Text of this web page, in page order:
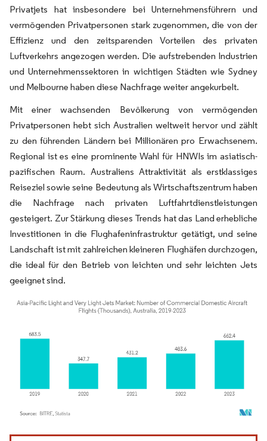
Privatjets hat insbesondere bei Unternehmensführern und
vermögenden Privatpersonen stark zugenommen, die von der
Effizienz und den zeitsparenden Vorteilen des privaten
Luftverkehrs angezogen werden. Die aufstrebenden Industrien
und Unternehmenssektoren in wichtigen Städten wie Sydney
und Melbourne haben diese Nachfrage weiter angekurbelt.
Mit einer wachsenden Bevölkerung von vermögenden
Privatpersonen hebt sich Australien weltweit hervor und zählt
zu den führenden Ländern bei Millionären pro Erwachsenem.
Regional ist es eine prominente Wahl für HNWIs im asiatisch-
pazifischen Raum. Australiens Attraktivität als erstklassiges
Reiseziel sowie seine Bedeutung als Wirtschaftszentrum haben
die Nachfrage nach privaten Luftfahrtdienstleistungen
gesteigert. Zur Stärkung dieses Trends hat das Land erhebliche
Investitionen in die Flughafeninfrastruktur getätigt, und seine
Landschaft ist mit zahlreichen kleineren Flughäfen durchzogen,
die ideal für den Betrieb von leichten und sehr leichten Jets
geeignet sind.
Bild © Mordor Intelligence. Wiederverwendung erfordert Namensnennung gemäß